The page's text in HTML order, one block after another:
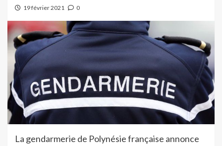
19 février 2021 0
La gendarmerie de Polynésie française annonce